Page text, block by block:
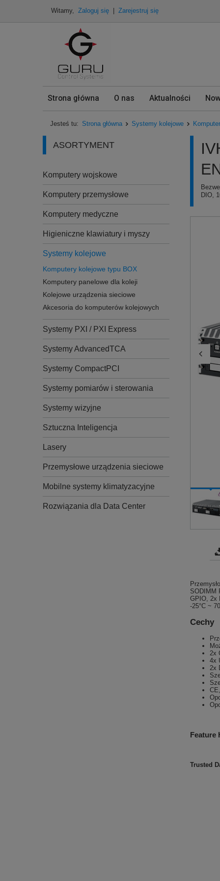
Witamy, Zaloguj się Zarejestruj się
Strona główna O nas Aktualności
Jesteś tu: Strona główna Systemy kolejowe
ASORTYMENT
Komputery wojskowe
Komputery przemysłowe
Komputery medyczne
Higieniczne klawiatury i myszy
Systemy kolejowe
Komputery kolejowe typu BOX
Komputery panelowe dla koleji
Kolejowe urządzenia sieciowe
Akcesoria do komputerów kolejowych
Systemy PXI / PXI Express
Systemy AdvancedTCA
Systemy CompactPCI
Systemy pomiarów i sterowania
Systemy wizyjne
Sztuczna Inteligencja
Lasery
Przemysłowe urządzenia sieciowe
Mobilne systemy klimatyzacyjne
Rozwiązania dla Data Center
DIO,
SODIMM
GPIO, 2x
-25°C ~
Cechy
2x
4x
2x
Feature
Trusted